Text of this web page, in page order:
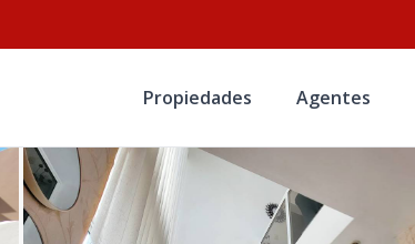
Propiedades Agentes